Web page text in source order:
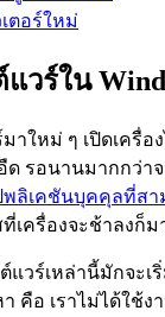
ตอร์ใหม่
วร์ใน
าใหม่ ๆ เปิดเครื่อ
ด รอนานมากกว่า
เคชันบุคคุลที่สาม
ที่เครื่องจะช้าลงก็
แวร์เหล่านี้มักจะเ
คือ เราไม่ได้ใช้